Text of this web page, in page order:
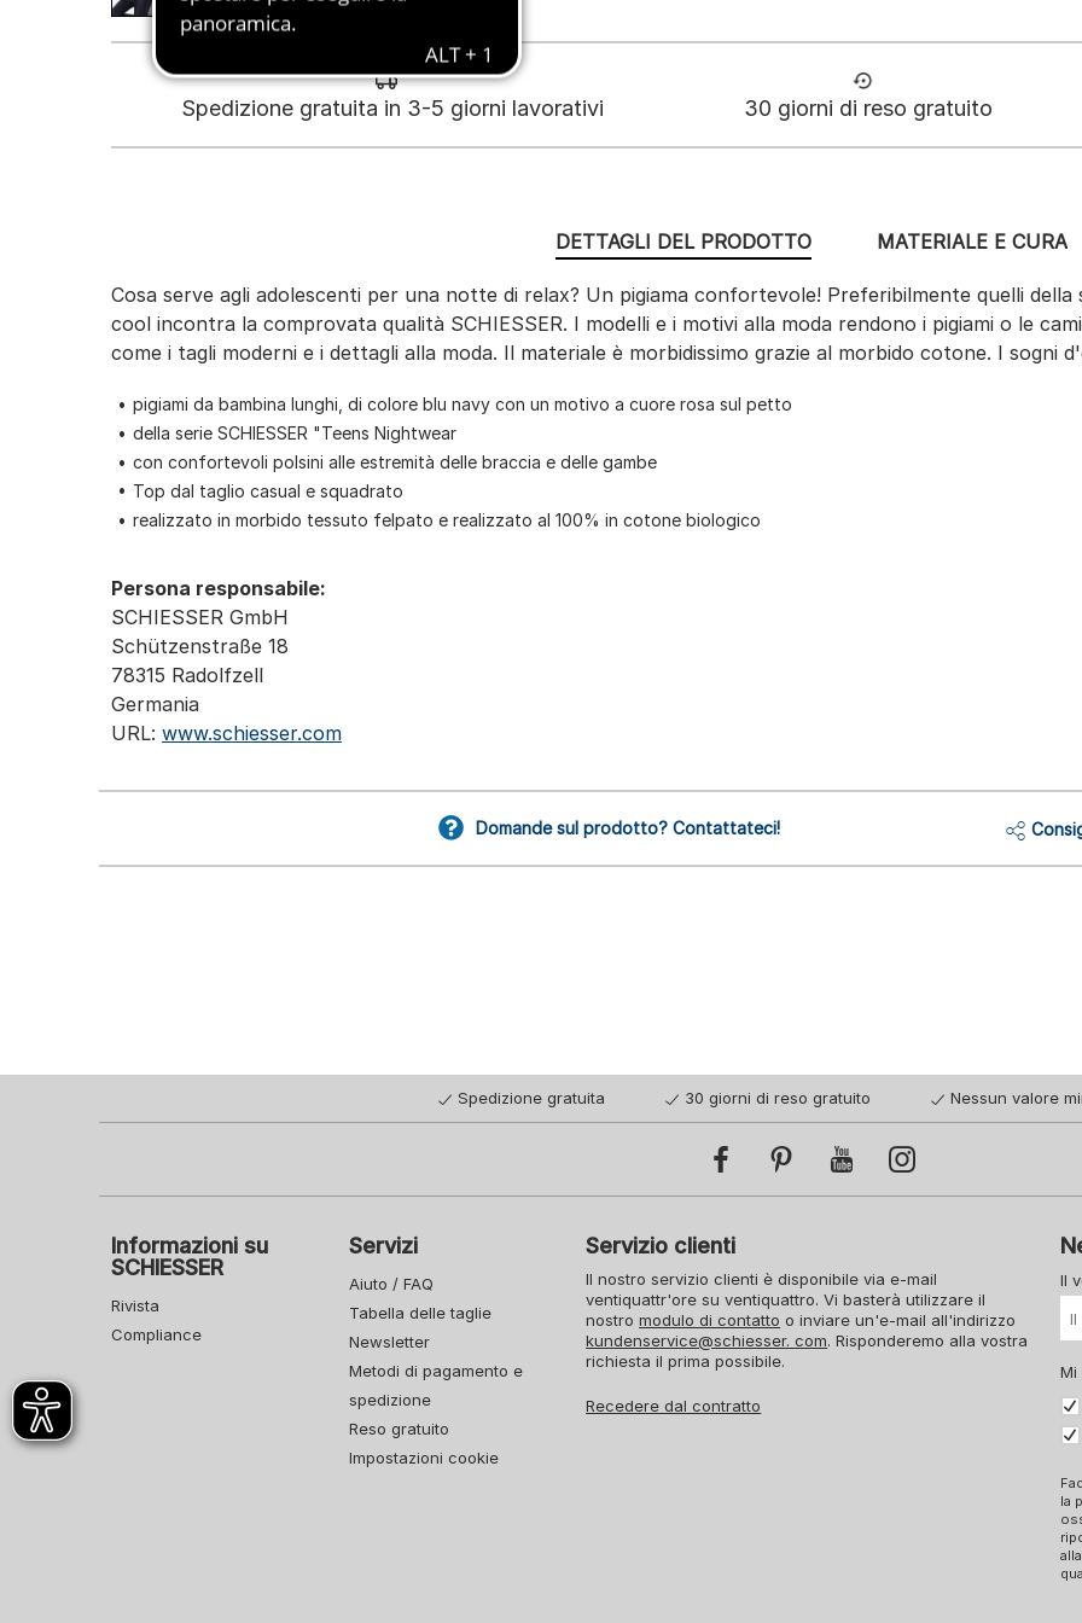
Spedizione gratuita in 3-5 giorni lavorativi 30 giorni di reso gratuito
DETTAGLI DEL PRODOTTO
Cosa serve agli adolescenti per una notte di relax? Un pigiama confortevole! Preferibilmente quelli della
cool incontra la comprovata qualità SCHIESSER. I modelli e i motivi alla moda rendono i pigiami o le
come i tagli moderni e i dettagli alla moda. Il materiale è morbidissimo grazie al morbido cotone. I sogni
pigiami da bambina lunghi, di colore blu navy con un motivo a cuore rosa sul petto
della serie SCHIESSER "Teens Nightwear
con confortevoli polsini alle estremità delle braccia e delle gambe
Top dal taglio casual e squadrato
realizzato in morbido tessuto felpato e realizzato al 100% in cotone biologico
Persona responsabile:
SCHIESSER GmbH
Schützenstraße 18
78315 Radolfzell
Germania
URL: www.schiesser.com
MATERIALE E CURA
Domande sul prodotto? Contattateci!
Spedizione gratuita 30 giorni di reso gratuito Nessun valore
Informazioni su
SCHIESSER
Rivista
Compliance
Servizi
Aiuto / FAQ
Tabella delle taglie
Newsletter
Metodi di pagamento e
spedizione
Reso gratuito
Impostazioni cookie
Servizio clienti
Il nostro servizio clienti è disponibile via e-mail
ventiquattr'ore su ventiquattro. Vi basterà utilizzare il
nostromodulo di contatto o inviare un'e-mail all'indirizzo
kundenservice@schiesser. com. Risponderemo alla vostra
richiesta il prima possibile.
Recedere dal contratto
Il
Mi
la